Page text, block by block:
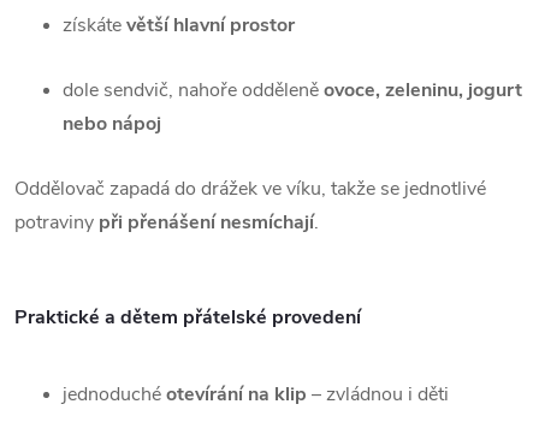
získátevětší hlavní prostor
dole sendvič, nahoře odděleněovoce, zeleninu, jogurt
nebo nápoj
Oddělovač zapadá do drážek ve víku, takže se jednotlivé
potraviny při přenášení nesmíchají.
Praktické a dětem přátelské provedení
jednoduchéotevírání na klip – zvládnou i děti